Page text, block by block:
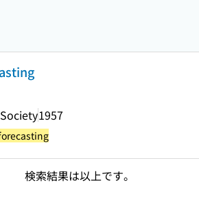
1957
検索結果は以上です。